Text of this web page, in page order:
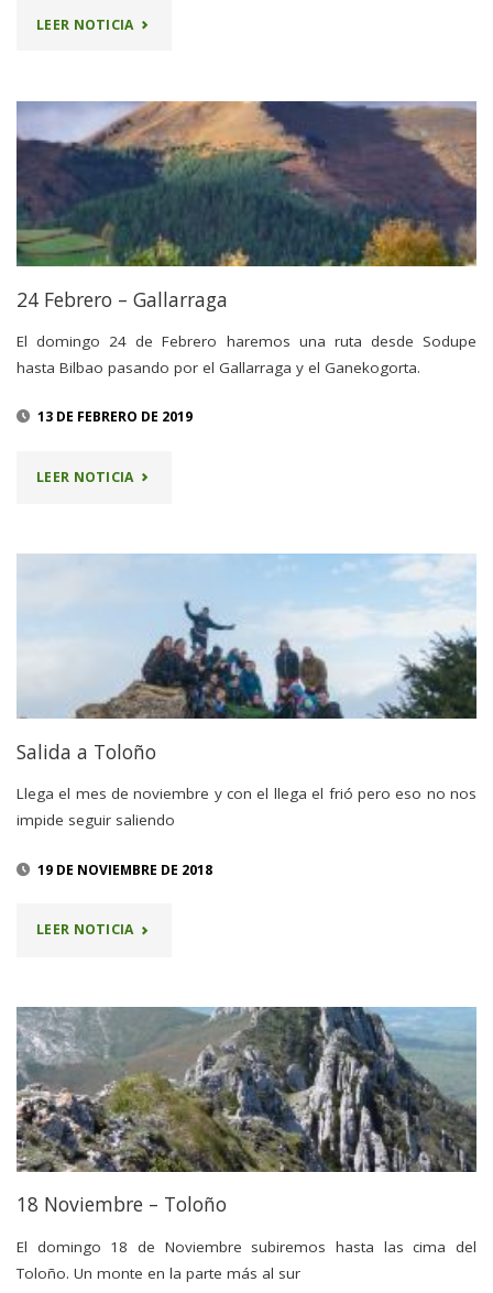
LEER NOTICIA"SALIDA
GALLARRAGA"
24 Febrero – Gallarraga
El domingo 24 de Febrero haremos una ruta desde Sodupe
hasta Bilbao pasando por el Gallarraga y el Ganekogorta.
13 DE FEBRERO DE 2019
LEER NOTICIA"24
GALLARRAGA"
Salida a Toloño
Llega el mes de noviembre y con el llega el frió pero eso no nos
impide seguir saliendo
19 DE NOVIEMBRE DE 2018
LEER NOTICIA"SALIDA
TOLOÑO"
18 Noviembre – Toloño
El domingo 18 de Noviembre subiremos hasta las cima del
Toloño. Un monte en la parte más al sur